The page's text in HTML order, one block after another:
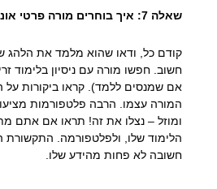
שאלה 7: איך בוחרים מורה פרטי אונליין?
קודם כל, ודאו שהוא מלמד את הלהג
חשוב. חפשו מורה עם ניסיון בלימוד
אם שמנסים ללמד). קראו ביקורות על
המורה עצמו. הרבה פלטפורמות
ומוזל – נצלו את זה! תראו אם אתם
הלימוד שלו, ולפלטפורמה. התקשורת
חשובה לא פחות מהידע שלו.